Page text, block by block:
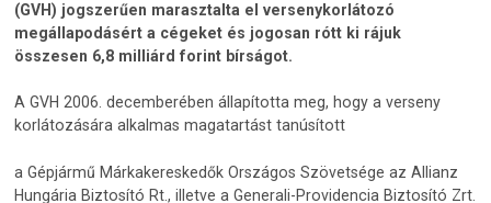
(GVH) jogszerűen marasztalta el versenykorlátozó
megállapodásért a cégeket és jogosan rótt ki rájuk
összesen 6,8 milliárd forint bírságot.
A GVH 2006. decemberében állapította meg, hogy a verseny
korlátozására alkalmas magatartást tanúsított
a Gépjármű Márkakereskedők Országos Szövetsége az Allianz
Hungária Biztosító Rt., illetve a Generali-Providencia Biztosító Zrt.